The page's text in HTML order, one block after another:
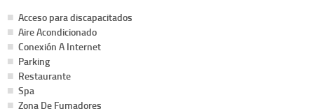
Acceso para discapacitados
Aire Acondicionado
Conexión A Internet
Parking
Restaurante
Spa
Zona De Fumadores